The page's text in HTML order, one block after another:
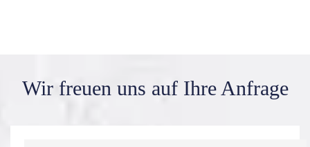
Wir freuen uns auf Ihre Anfrage